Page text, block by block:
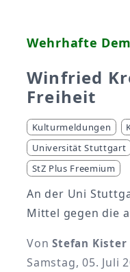
Wehrhafte
Winfried
Freiheit
Kulturmeldungen
Universität Stuttgart
StZ Plus Freemium
An der Uni
Mittel gegen die
VonStefan Kister
Samstag, 05. Juli